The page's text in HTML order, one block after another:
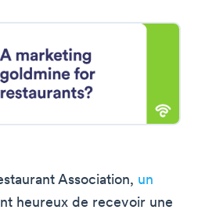
Association, un
heureux de recevoir une